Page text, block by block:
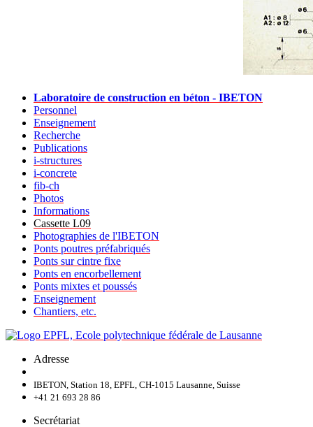
Laboratoire de construction en béton - IBETON
Personnel
Enseignement
Recherche
Publications
i-structures
i-concrete
fib-ch
Photos
Informations
Cassette L09
Photographies de l'IBETON
Ponts poutres préfabriqués
Ponts sur cintre fixe
Ponts en encorbellement
Ponts mixtes et poussés
Enseignement
Chantiers, etc.
Adresse
IBETON, Station 18, EPFL, CH-1015 Lausanne, Suisse
+41 21 693 28 86
Secrétariat